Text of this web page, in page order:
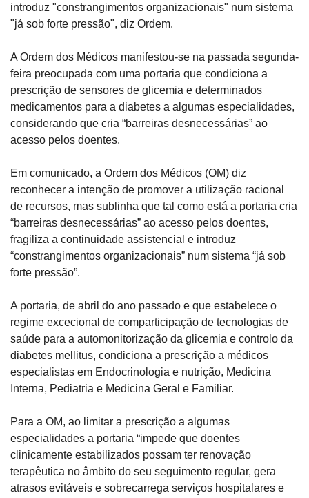
introduz "constrangimentos organizacionais" num sistema
"já sob forte pressão", diz Ordem.
A Ordem dos Médicos manifestou-se na passada segunda-
feira preocupada com uma portaria que condiciona a
prescrição de sensores de glicemia e determinados
medicamentos para a diabetes a algumas especialidades,
considerando que cria “barreiras desnecessárias” ao
acesso pelos doentes.
Em comunicado, a Ordem dos Médicos (OM) diz
reconhecer a intenção de promover a utilização racional
de recursos, mas sublinha que tal como está a portaria cria
“barreiras desnecessárias” ao acesso pelos doentes,
fragiliza a continuidade assistencial e introduz
“constrangimentos organizacionais” num sistema “já sob
forte pressão”.
A portaria, de abril do ano passado e que estabelece o
regime excecional de comparticipação de tecnologias de
saúde para a automonitorização da glicemia e controlo da
diabetes mellitus, condiciona a prescrição a médicos
especialistas em Endocrinologia e nutrição, Medicina
Interna, Pediatria e Medicina Geral e Familiar.
Para a OM, ao limitar a prescrição a algumas
especialidades a portaria “impede que doentes
clinicamente estabilizados possam ter renovação
terapêutica no âmbito do seu seguimento regular, gera
atrasos evitáveis e sobrecarrega serviços hospitalares e